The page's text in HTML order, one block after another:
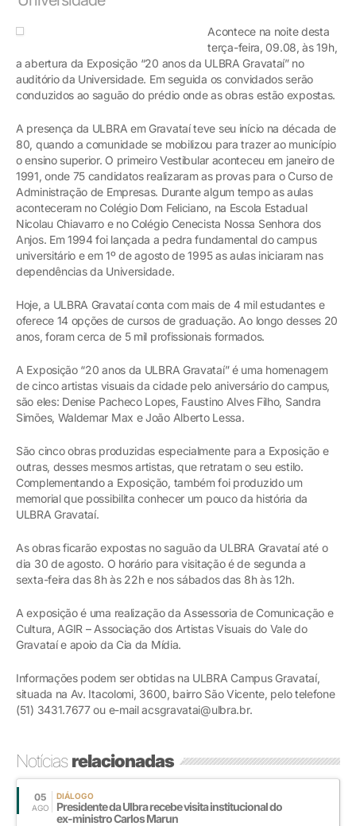
Acontece na noite desta
terça-feira, 09.08, às 19h,
a abertura da Exposição “20 anos da ULBRA Gravataí” no
auditório da Universidade. Em seguida os convidados serão
conduzidos ao saguão do prédio onde as obras estão expostas.
A presença da ULBRA em Gravataí teve seu início na década de
80, quando a comunidade se mobilizou para trazer ao município
o ensino superior. O primeiro Vestibular aconteceu em janeiro de
1991, onde 75 candidatos realizaram as provas para o Curso de
Administração de Empresas. Durante algum tempo as aulas
aconteceram no Colégio Dom Feliciano, na Escola Estadual
Nicolau Chiavarro e no Colégio Cenecista Nossa Senhora dos
Anjos. Em 1994 foi lançada a pedra fundamental do campus
universitário e em 1º de agosto de 1995 as aulas iniciaram nas
dependências da Universidade.
Hoje, a ULBRA Gravataí conta com mais de 4 mil estudantes e
oferece 14 opções de cursos de graduação. Ao longo desses 20
anos, foram cerca de 5 mil profissionais formados.
A Exposição “20 anos da ULBRA Gravataí” é uma homenagem
de cinco artistas visuais da cidade pelo aniversário do campus,
são eles: Denise Pacheco Lopes, Faustino Alves Filho, Sandra
Simões, Waldemar Max e João Alberto Lessa.
São cinco obras produzidas especialmente para a Exposição e
outras, desses mesmos artistas, que retratam o seu estilo.
Complementando a Exposição, também foi produzido um
memorial que possibilita conhecer um pouco da história da
ULBRA Gravataí.
As obras ficarão expostas no saguão da ULBRA Gravataí até o
dia 30 de agosto. O horário para visitação é de segunda a
sexta-feira das 8h às 22h e nos sábados das 8h às 12h.
A exposição é uma realização da Assessoria de Comunicação e
Cultura, AGIR – Associação dos Artistas Visuais do Vale do
Gravataí e apoio da Cia da Mídia.
Informações podem ser obtidas na ULBRA Campus Gravataí,
situada na Av. Itacolomi, 3600, bairro São Vicente, pelo telefone
(51) 3431.7677 ou e-mail acsgravatai@ulbra.br.
Notíciasrelacionadas
05
AGO
DIÁLOGO
Presidente da Ulbra recebe visita institucional do
ex-ministro Carlos Marun